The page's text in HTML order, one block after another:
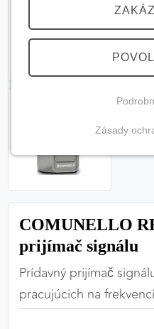
COMUNELLO
prijímač signálu
Prídavný prijímač
pracujúcich na
(vždy aktívne,
Tieto cookies sú
zabezpečiť jej plnú
Zásady